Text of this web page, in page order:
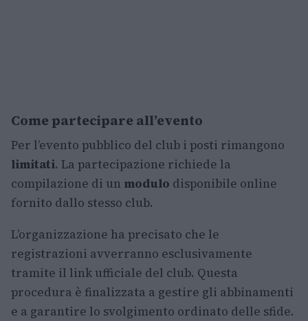
Come partecipare all’evento
Per l’evento pubblico del club i posti rimangono
limitati. La partecipazione richiede la
compilazione di un modulo disponibile online
fornito dallo stesso club.
L’organizzazione ha precisato che le
registrazioni avverranno esclusivamente
tramite il link ufficiale del club. Questa
procedura è finalizzata a gestire gli abbinamenti
e a garantire lo svolgimento ordinato delle sfide.